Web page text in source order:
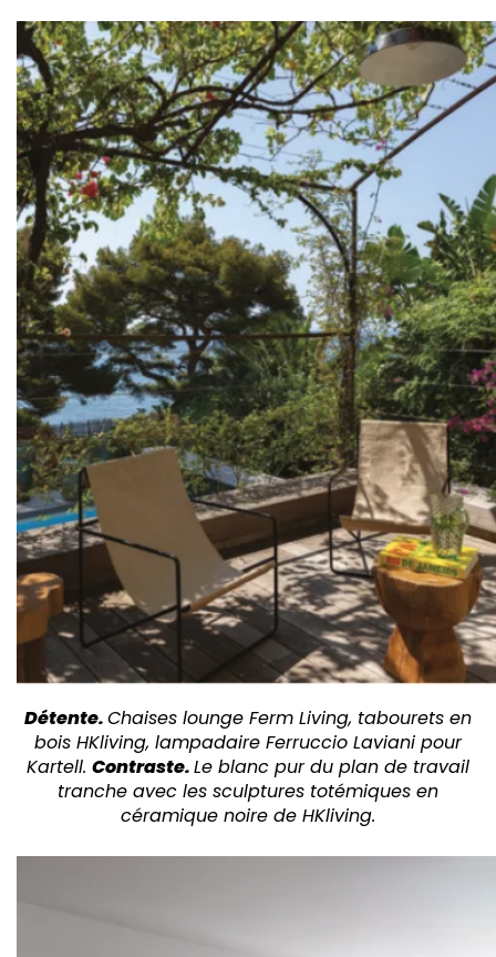
Détente.Chaises lounge Ferm Living, tabourets en
bois HKliving, lampadaire Ferruccio Laviani pour
Kartell. Contraste.Le blanc pur du plan de travail
tranche avec les sculptures totémiques en
céramique noire de HKliving.